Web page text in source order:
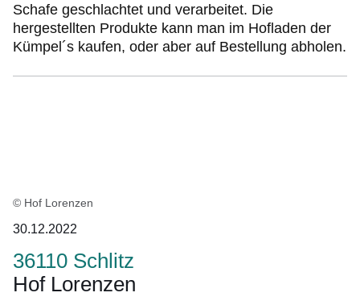
Schafe geschlachtet und verarbeitet. Die
hergestellten Produkte kann man im Hofladen der
Kümpel´s kaufen, oder aber auf Bestellung abholen.
© Hof Lorenzen
30.12.2022
36110 Schlitz
Hof Lorenzen